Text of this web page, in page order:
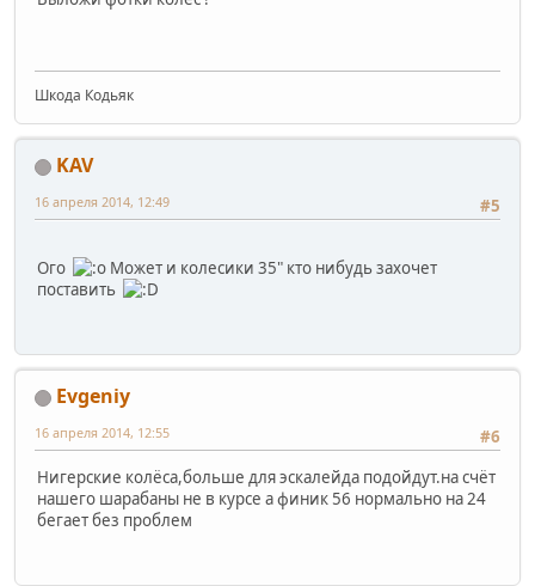
Шкода Кодьяк
KAV
#5
16 апреля 2014, 12:49
Ого
Может и колесики 35" кто нибудь захочет
поставить
Evgeniy
#6
16 апреля 2014, 12:55
Нигерские колёса,больше для эскалейда подойдут.на счёт
нашего шарабаны не в курсе а финик 56 нормально на 24
бегает без проблем